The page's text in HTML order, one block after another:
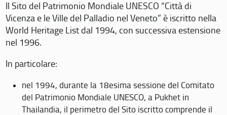
Il Sito del Patrimonio Mondiale UNESCO “Città di
Vicenza e le Ville del Palladio nel Veneto” è iscritto nella
World Heritage List dal 1994, con successiva estensione
nel 1996.
In particolare:
nel 1994, durante la 18esima sessione del Comitato
del Patrimonio Mondiale UNESCO, a Pukhet in
Thailandia, il perimetro del Sito iscritto comprende il